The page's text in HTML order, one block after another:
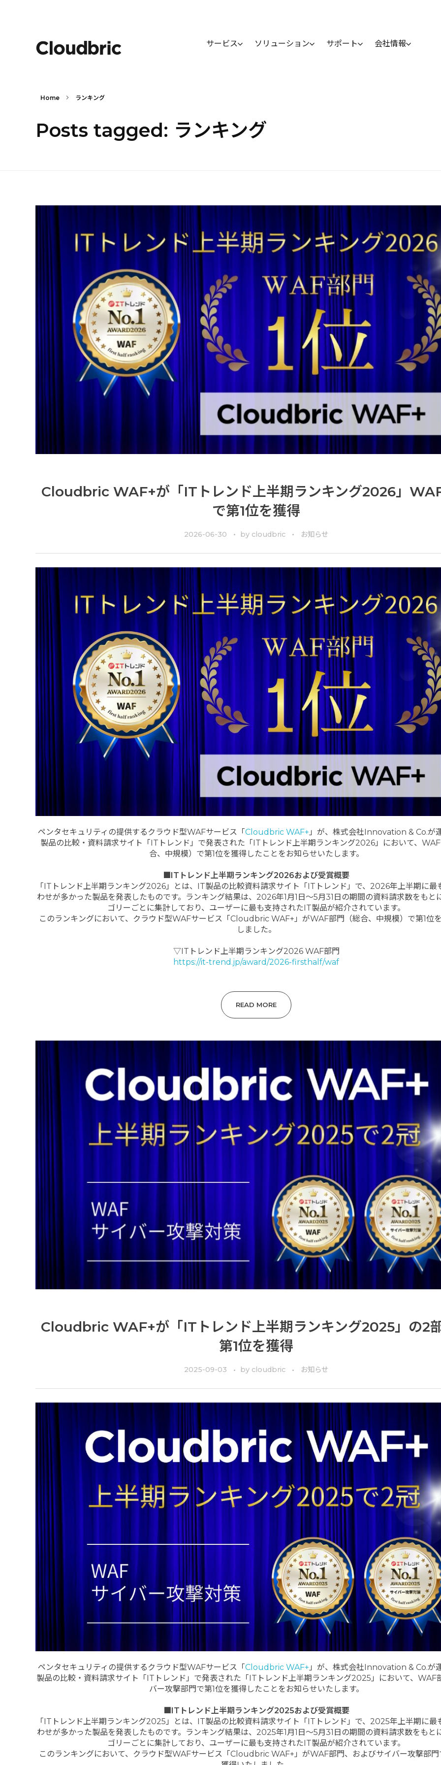
サービス ソリューション サポート 会社情報
Home ランキング
Posts tagged: ランキング
Cloudbric WAF+が「ITトレンド上半期ランキング2026」
で第1位を獲得
2026-06-30 by cloudbric お知らせ
ペンタセキュリティの提供するクラウド型WAFサービス「Cloudbric WAF+ 」が、株式会社Innovation & Co.が
製品の比較・資料請求サイト「ITトレンド」で発表された「ITトレンド上半期ランキング2026」において、
合、中規模）で第1位を獲得したことをお知らせいたします。
■ITトレンド上半期ランキング2026および受賞概要
「ITトレンド上半期ランキング2026」とは、IT製品の比較資料請求サイト「ITトレンド」で、2026年上半期に最
わせが多かった製品を発表したものです。ランキング結果は、2026年1月1日～5月31日の期間の資料請求数をもと
ゴリーごとに集計しており、ユーザーに最も支持されたIT製品が紹介されています。
このランキングにおいて、クラウド型WAFサービス「Cloudbric WAF+」がWAF部門（総合、中規模）で第1位
しました。
▽ITトレンド上半期ランキング2026 WAF部門
https://it-trend.jp/award/2026-firsthalf/waf
READ MORE
Cloudbric WAF+が「ITトレンド上半期ランキング2025」の2
第1位を獲得
2025-09-03 by cloudbric お知らせ
ペンタセキュリティの提供するクラウド型WAFサービス「Cloudbric WAF+ 」が、株式会社Innovation & Co.が
製品の比較・資料請求サイト「ITトレンド」で発表された「ITトレンド上半期ランキング2025」において、WAF
バー攻撃部門で第1位を獲得したことをお知らせいたします。
■ITトレンド上半期ランキング2025および受賞概要
「ITトレンド上半期ランキング2025」とは、IT製品の比較資料請求サイト「ITトレンド」で、2025年上半期に最
わせが多かった製品を発表したものです。ランキング結果は、2025年1月1日～5月31日の期間の資料請求数をもと
ゴリーごとに集計しており、ユーザーに最も支持されたIT製品が紹介されています。
このランキングにおいて、クラウド型WAFサービス「Cloudbric WAF+」がWAF部門、およびサイバー攻撃部門